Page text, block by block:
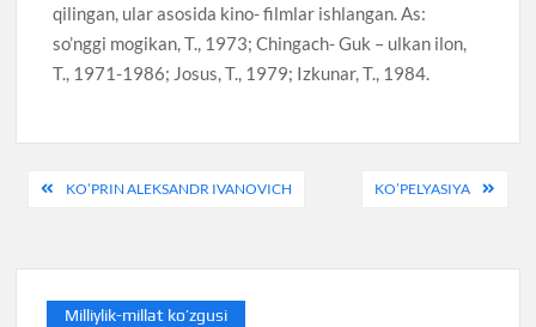
qilingan, ular asosida kino- filmlar ishlangan. As:
so’nggi mogikan, T., 1973; Chingach- Guk – ulkan ilon,
T., 1971-1986; Josus, T., 1979; Izkunar, T., 1984.
PostKO’PRIN ALEKSANDR IVANOVICH KO’PELYASIYA
Milliylik-millat ko’zgusi